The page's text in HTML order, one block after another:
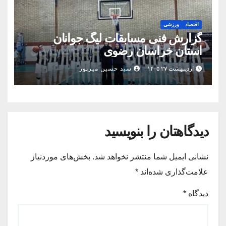
اقتصاد ورزشی
گزارش فنی مسابقات لیگ جوانان
استان خراسان رضوی
اردیبهشت ۲۷ ۱۴۰۵ سید حسین میرپور
دیدگاهتان را بنویسید
نشانی ایمیل شما منتشر نخواهد شد. بخش‌های موردنیاز
علامت‌گذاری شده‌اند *
دیدگاه *